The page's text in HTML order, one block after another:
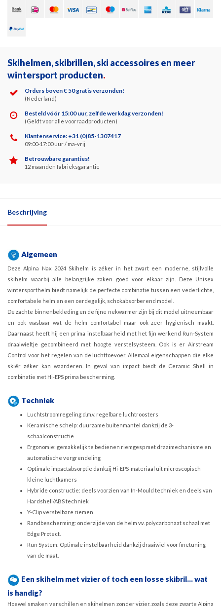
Skihelmen, skibrillen, ski accessoires en meer
wintersport producten.
Orders boven € 50 gratis verzonden!
(Nederland)
Besteld vóór 15:00 uur, zelfde werkdag verzonden!
(Geldt voor alle voorraadproducten)
Klantenservice: +31 (0)85-1307417
09:00-17:00 uur / ma-vrij
Betrouwbare garanties!
12 maanden fabrieksgarantie
Beschrijving
Algemeen
Deze Alpina Nax 2024 Skihelm is zéker in het zwart een moderne, stijlvolle
skihelm waarbij alle belangrijke zaken goed voor elkaar zijn. Deze Unisex
wintersporthelm biedt namelijk de perfecte combinatie tussen een vederlichte,
comfortabele helm en een oerdegelijk, schokabsorberend model.
De zachte binnenbekleding en de fijne nekwarmer zijn bij dit model uitneembaar
en ook wasbaar wat de helm comfortabel maar ook zeer hygiënisch maakt.
Daarnaast heeft hij een prima instelbaarheid met het fijn werkend Run-System
draaiwieltje gecombineerd met hoogte verstelsysteem. Ook is er Airstream
Control voor het regelen van de luchttoevoer. Allemaal eigenschappen die elke
skiër zéker kan waarderen. In geval van impact biedt de Ceramic Shell in
combinatie met Hi-EPS prima bescherming.
Techniek
Luchtstroomregeling d.m.v. regelbare luchtroosters
Keramische schelp: duurzame buitenmantel dankzij de 3-
schaalconstructie
Ergonomie: gemakkelijk te bedienen riemgesp met draaimechanisme en
automatische vergrendeling
Optimale impactabsorptie dankzij Hi-EPS-materiaal uit microscopisch
kleine luchtkamers
Hybride constructie: deels voorzien van In-Mould techniek en deels van
Hardshell/ABS techniek
Y-Clip verstelbare riemen
Randbescherming: onderzijde van de helm v.v. polycarbonaat schaal met
Edge Protect.
Run System: Optimale instelbaarheid dankzij draaiwiel voor finetuning
van de maat.
Een skihelm met vizier of toch een losse skibril... wat
is handig?
Hoewel smaken verschillen en skihelmen zonder vizier, zoals deze zwarte Alpina